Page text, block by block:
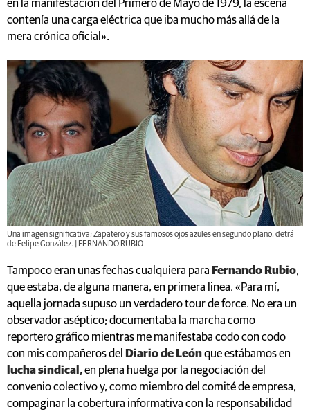
en la manifestación del Primero de Mayo de 1979, la escena
contenía una carga eléctrica que iba mucho más allá de la
mera crónica oficial».
Una imagen significativa; Zapatero y sus famosos ojos azules en segundo plano, detrá
de Felipe González. | FERNANDO RUBIO
Tampoco eran unas fechas cualquiera para Fernando Rubio,
que estaba, de alguna manera, en primera linea. «Para mí,
aquella jornada supuso un verdadero tour de force. No era un
observador aséptico; documentaba la marcha como
reportero gráfico mientras me manifestaba codo con codo
con mis compañeros del
Diario de Leónque estábamos en
lucha sindical , en plena huelga por la negociación del
convenio colectivo y, como miembro del comité de empresa,
compaginar la cobertura informativa con la responsabilidad